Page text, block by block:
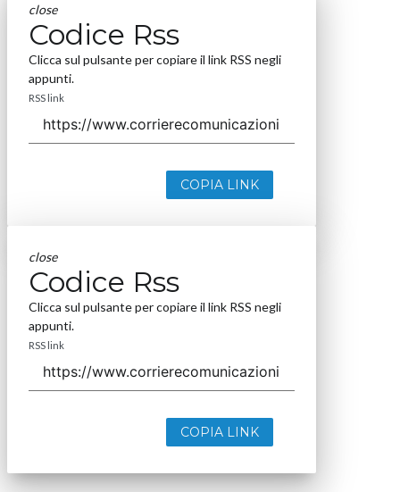
close
Codice Rss
Clicca sul pulsante per copiare il link RSS negli
appunti.
RSS link
COPIA LINK
close
Codice Rss
Clicca sul pulsante per copiare il link RSS negli
appunti.
RSS link
COPIA LINK